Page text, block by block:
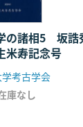
の諸相5 坂誥
米寿記念号
考古学会
庫なし